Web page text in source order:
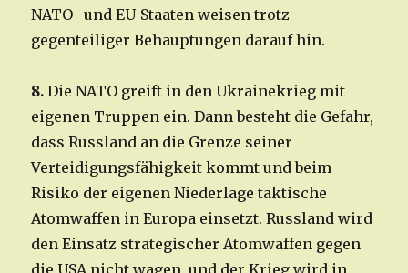
NATO- und EU-Staaten weisen trotz
gegenteiliger Behauptungen darauf hin.
8. Die NATO greift in den Ukrainekrieg mit
eigenen Truppen ein. Dann besteht die Gefahr,
dass Russland an die Grenze seiner
Verteidigungsfähigkeit kommt und beim
Risiko der eigenen Niederlage taktische
Atomwaffen in Europa einsetzt. Russland wird
den Einsatz strategischer Atomwaffen gegen